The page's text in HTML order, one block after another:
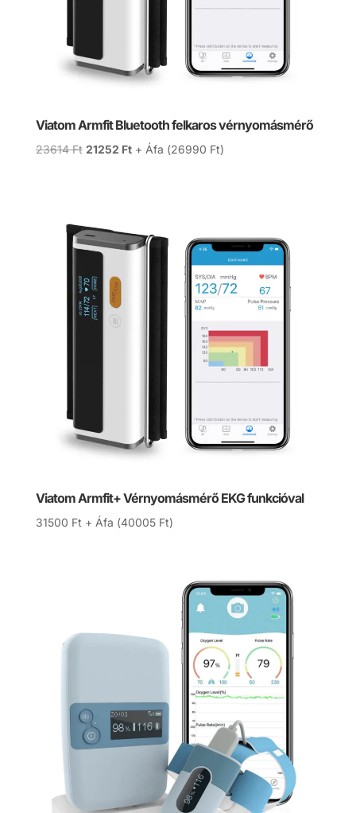
Viatom Armfit Bluetooth felkaros vérnyomásmérő
23614Ft Original
21252 FtCurrent
+ Áfa (26990 Ft)
Viatom Armfit+ Vérnyomásmérő EKG funkcióval
31500 Ft + Áfa (40005 Ft)